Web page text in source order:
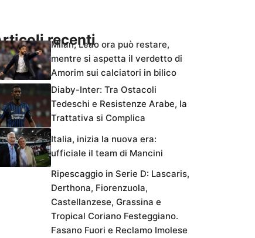
recenti
Milan, Leao ora può restare,
mentre si aspetta il verdetto di
Amorim sui calciatori in bilico
Diaby-Inter: Tra Ostacoli
Tedeschi e Resistenze Arabe, la
Trattativa si Complica
Italia, inizia la nuova era:
ufficiale il team di Mancini
Ripescaggio in Serie D: Lascaris,
Derthona, Fiorenzuola,
Castellanzese, Grassina e
Tropical Coriano Festeggiano.
Fasano Fuori e Reclamo Imolese